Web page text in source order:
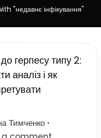
"недавнє інфікування"
до герпесу типу 2:
аналіз і як
Тимченко